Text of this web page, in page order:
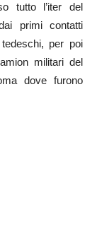
tutto l’iter del
primi contatti
per poi
militari del
dove furono